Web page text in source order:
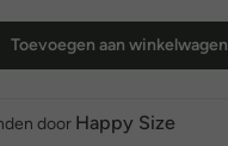
Toevoegen aan winkelwagen
door Happy Size